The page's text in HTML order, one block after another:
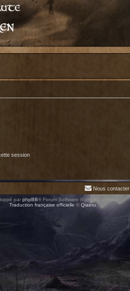
session
Nous contacter
par phpBB® Forum Software © phpBB Limited
Traduction française officielle © Qiaeru